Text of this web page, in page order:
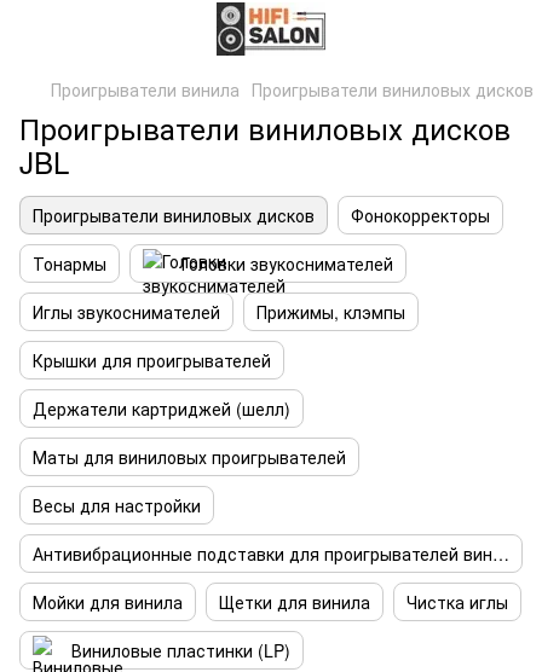
Проигрыватели винила Проигрыватели виниловых дисков
Проигрыватели виниловых дисков
JBL
Проигрыватели виниловых дисков
Фонокорректоры
Тонармы
Головки звукоснимателей
Иглы звукоснимателей
Прижимы, клэмпы
Крышки для проигрывателей
Держатели картриджей (шелл)
Маты для виниловых проигрывателей
Весы для настройки
Антивибрационные подставки для проигрывателей винила
Мойки для винила
Щетки для винила
Чистка иглы
Виниловые пластинки (LP)